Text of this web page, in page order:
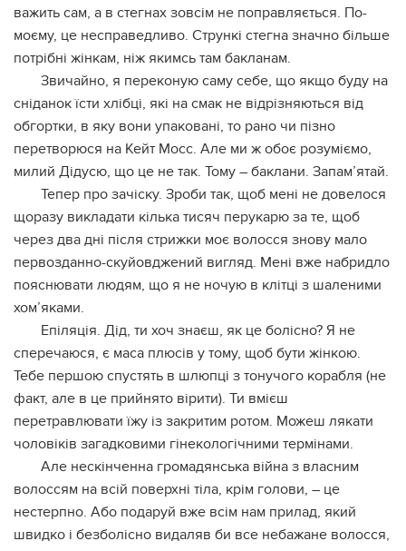
важить сам, а в стeгнах зовсім не поправляється. По-
моєму, це несправедливо. Стрункі стeгна значно більше
потрібні жінкам, ніж якимсь там бакланам.
Звичайно, я переконую саму себе, що якщо буду на
сніданок їсти хлібці, які на смак не відрізняються від
обгортки, в яку вони упаковані, то рано чи пізно
перетворюся на Кейт Мосс. Але ми ж обоє розуміємо,
милий Дідусю, що це не так. Тому – баклани. Запам’ятай.
Тепер про зачіску. Зроби так, щоб мені не довелося
щоразу викладати кілька тисяч перукарю за те, щоб
через два дні після стрижки моє волосся знову мало
первозданно-скуйовджений вигляд. Мені вже набридло
пояснювати людям, що я не ночую в клітці з шаленими
хом’яками.
Епіляція. Дід, ти хоч знаєш, як це болісно? Я не
сперечаюся, є маса плюсів у тому, щоб бути жінкою.
Тебе першою спустять в шлюпці з тонучого корабля (не
факт, але в це прийнято вірити). Ти вмієш
перетравлювати їжу із закритим ротом. Можеш лякати
чоловіків загадковими гiнeкoлогічними термінами.
Але нескінченна громадянська війна з власним
волоссям на всій поверхні тіла, крім голови, – це
нестерпно. Або подаруй вже всім нам прилад, який
швидко і безболісно видаляв би всe небажанe волосся,